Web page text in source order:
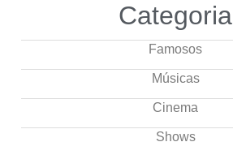
Categoria
Famosos
Músicas
Cinema
Shows